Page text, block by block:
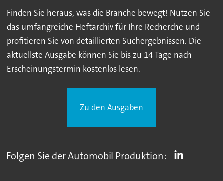
Finden Sie heraus, was die Branche bewegt! Nutzen Sie
das umfangreiche Heftarchiv für Ihre Recherche und
profitieren Sie von detaillierten Suchergebnissen. Die
aktuellste Ausgabe können Sie bis zu 14 Tage nach
Erscheinungstermin kostenlos lesen.
Zu den Ausgaben
Folgen Sie der Automobil Produktion: